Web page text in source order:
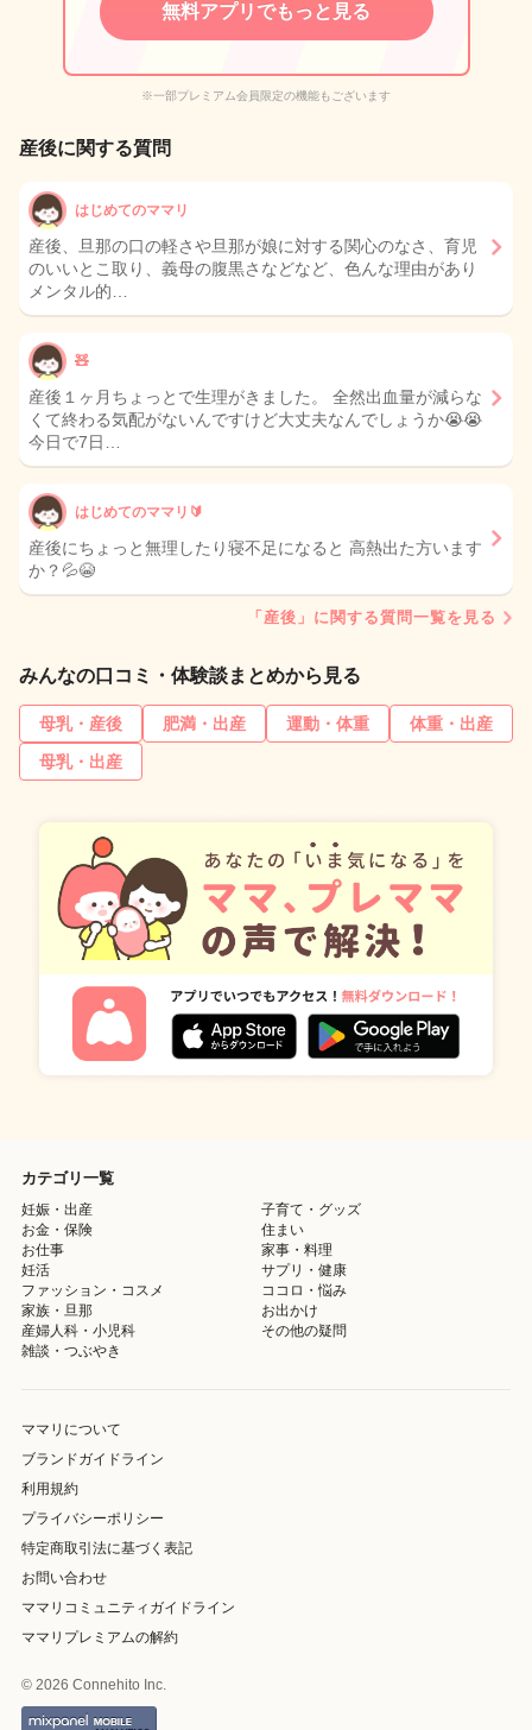
無料アプリでもっと見る
※一部プレミアム会員限定の機能もございます
産後に関する質問
はじめてのママリ
産後、旦那の口の軽さや旦那が娘に対する関心のなさ、育児
のいいとこ取り、義母の腹黒さなどなど、色んな理由があり
メンタル的…
🧸
産後１ヶ月ちょっとで生理がきました。 全然出血量が減らな
くて終わる気配がないんですけど大丈夫なんでしょうか😭😭
今日で7日…
はじめてのママリ🔰
産後にちょっと無理したり寝不足になると 高熱出た方います
か？💦😭
「産後」に関する質問一覧を見る
みんなの口コミ・体験談まとめから見る
母乳・産後 肥満・出産 運動・体重
体重・出産
母乳・出産
カテゴリ一覧
妊娠・出産
子育て・グッズ
お金・保険
住まい
お仕事
家事・料理
妊活
サプリ・健康
ファッション・コスメ
ココロ・悩み
家族・旦那
お出かけ
産婦人科・小児科
その他の疑問
雑談・つぶやき
ママリについて
ブランドガイドライン
利用規約
プライバシーポリシー
特定商取引法に基づく表記
お問い合わせ
ママリコミュニティガイドライン
ママリプレミアムの解約
© 2026 Connehito Inc.